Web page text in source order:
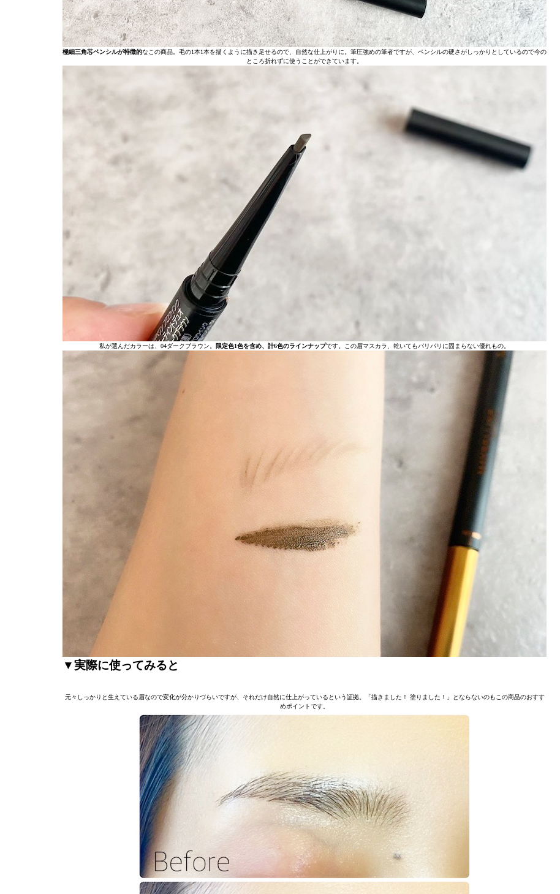
極細三角芯ペンシルが特徴的なこの商品。毛の1本1本を描くように描き足せるので、自然な仕上がりに。筆圧強めの筆者ですが、ペンシルの硬さがしっかりとしているので今の
ところ折れずに使うことができています。
私が選んだカラーは、04ダークブラウン。 限定色1色を含め、計6色のラインナップです。この眉マスカラ、乾いてもパリパリに固まらない優れもの。
▼実際に使ってみると
元々しっかりと生えている眉なので変化が分かりづらいですが、それだけ自然に仕上がっているという証拠。「描きました！ 塗りました！」とならないのもこの商品のおすす
めポイントです。